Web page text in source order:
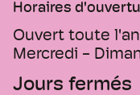
Horaires
Ouvert toute
Mercredi -
Jours fermés